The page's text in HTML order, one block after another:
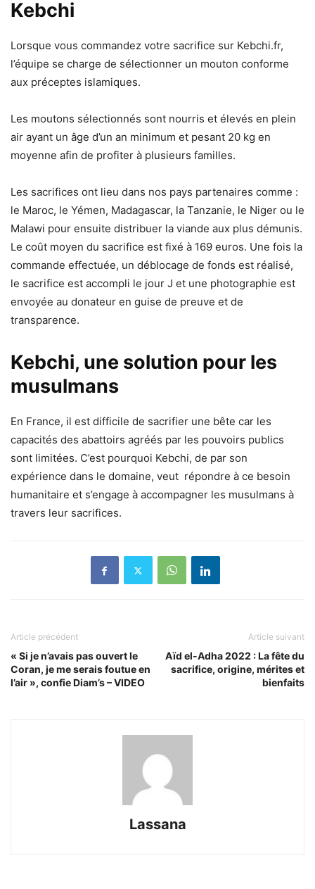
Kebchi
Lorsque vous commandez votre sacrifice sur Kebchi.fr,
l’équipe se charge de sélectionner un mouton conforme
aux préceptes islamiques.
Les moutons sélectionnés sont nourris et élevés en plein
air ayant un âge d’un an minimum et pesant 20 kg en
moyenne afin de profiter à plusieurs familles.
Les sacrifices ont lieu dans nos pays partenaires comme :
le Maroc, le Yémen, Madagascar, la Tanzanie, le Niger ou le
Malawi pour ensuite distribuer la viande aux plus démunis.
Le coût moyen du sacrifice est fixé à 169 euros. Une fois la
commande effectuée, un déblocage de fonds est réalisé,
le sacrifice est accompli le jour J et une photographie est
envoyée au donateur en guise de preuve et de
transparence.
Kebchi, une solution pour les
musulmans
En France, il est difficile de sacrifier une bête car les
capacités des abattoirs agréés par les pouvoirs publics
sont limitées. C’est pourquoi Kebchi, de par son
expérience dans le domaine, veut répondre à ce besoin
humanitaire et s’engage à accompagner les musulmans à
travers leur sacrifices.
Article précédent
« Si je n’avais pas ouvert le
Coran, je me serais foutue en
l’air », confie Diam’s – VIDEO
Article suivant
Aïd el-Adha 2022 : La fête du
sacrifice, origine, mérites et
bienfaits
Lassana